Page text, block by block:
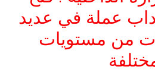
عملة في عديد
من مستويات